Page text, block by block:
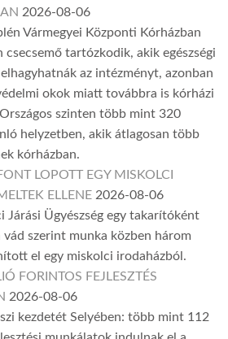
2026-08-06
Vármegyei Központi Kórházban
csecsemő tartózkodik, akik egészségi
az intézményt, azonban
okok miatt továbbra is kórházi
szinten több mint 320
helyzetben, akik átlagosan több
kórházban.
LOPOTT EGY MISKOLCI
ELLENE 2026-08-06
Járási Ügyészség egy takarítóként
szerint munka közben három
el egy miskolci irodaházból.
FORINTOS FEJLESZTÉS
2026-08-06
kezdetét Selyében: több mint 112